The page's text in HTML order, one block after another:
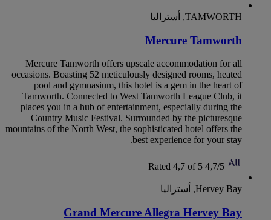
TAMWORTH, أستراليا
Mercure Tamworth
Mercure Tamworth offers upscale accommodation for all
occasions. Boasting 52 meticulously designed rooms, heated
pool and gymnasium, this hotel is a gem in the heart of
Tamworth. Connected to West Tamworth League Club, it
places you in a hub of entertainment, especially during the
Country Music Festival. Surrounded by the picturesque
mountains of the North West, the sophisticated hotel offers the
best experience for your stay.
4,7/5
Rated 4,7 of 5
Hervey Bay, أستراليا
Grand Mercure Allegra Hervey Bay